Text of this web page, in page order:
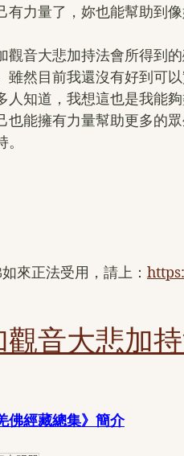
力量了，妳也能幫助到像
觀音大悲加持法會所得到
雖然目前我還沒有好到可
人知道，我想這也是我能
也能擁有力量幫助更多的
來正法受用，請上：
觀音大悲加
佛經藏總集》簡介